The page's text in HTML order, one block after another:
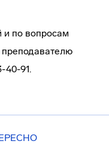
и по вопросам
преподавателю
40-91.